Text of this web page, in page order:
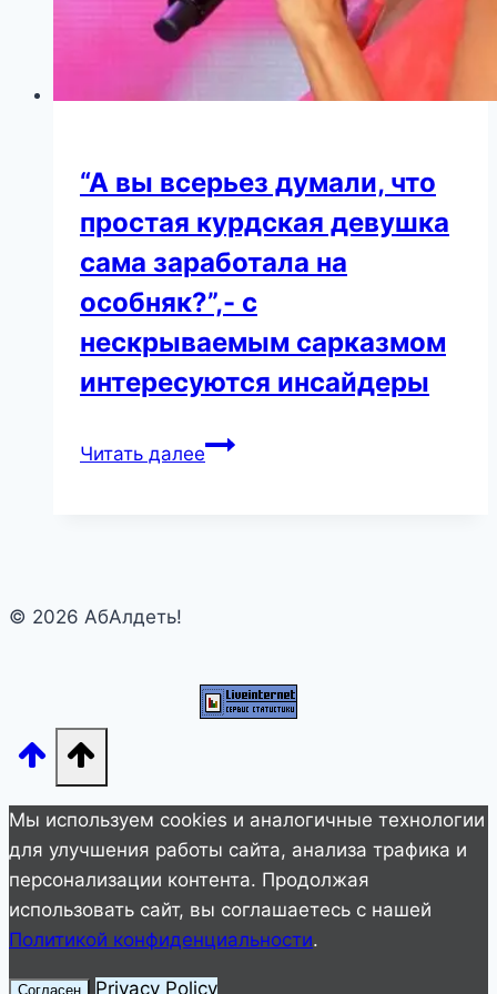
“А вы всерьез думали, что
простая курдская девушка
сама заработала на
особняк?”,- с
нескрываемым сарказмом
интересуются инсайдеры
Читать далее“А
сама
заработала
с
нескрываемым
сарказмом
интересуются
инсайдеры
© 2026 АбАлдеть!
Мы используем cookies и аналогичные технологии
для улучшения работы сайта, анализа трафика и
персонализации контента. Продолжая
использовать сайт, вы соглашаетесь с нашей
Политикой конфиденциальности.
Согласен Privacy Policy